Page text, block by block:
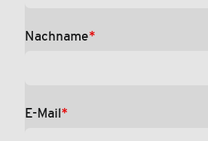
Nachname*
E-Mail*